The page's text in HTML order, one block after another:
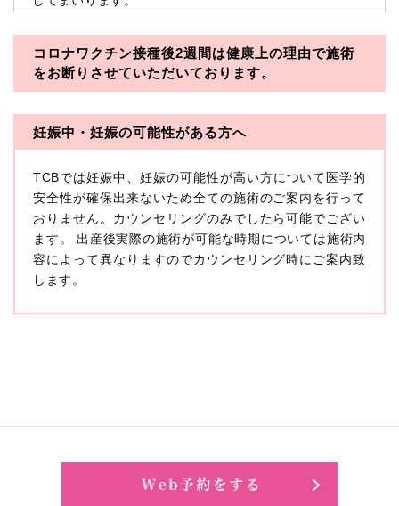
※TCBグループとは以下を総称していいます。
・一般社団法人メディカルアライアンス
・医療法人社団創彩会
本プライバシーポリシーにおいて「個人情報」とは、生
存する個人に関する情報であって、当該情報に含まれる
氏名、生年月日その他の記述等により特定の個人を識別
できるもの又は個人識別符号（個人情報保護委員会の政
令に準じます。）が含まれるものをいいます。
収集した患者様に関する情報には、単独のままでは特定
の個人を識別できない情報もありますが、他の情報と組
み合わせることにより特定の個人を識別できる場合、か
に扱うものとします。
①TCBグループが患者様から取得する情報
・その他、特定の個人を識別することができる情報
コロナワクチン接種後2週間は健康上の理由で施術
をお断りさせていただいております。
妊娠中・妊娠の可能性がある方へ
TCBでは妊娠中、妊娠の可能性が高い方について医学的
安全性が確保出来ないため全ての施術のご案内を行って
おりません。カウンセリングのみでしたら可能でござい
ます。 出産後実際の施術が可能な時期については施術内
容によって異なりますのでカウンセリング時にご案内致
します。